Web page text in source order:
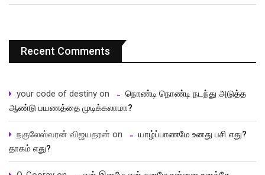
Recent Comments
your code of destiny on
நொண்டி நொண்டி நடந்து அடுத்த
ஆண்டு பயணத்தை முடிக்கலாமா?
நகுலேஸ்வரன் விஜயதரன் on
யாழ்ப்பாணமே உனது பசி எது?
தாகம் எது?